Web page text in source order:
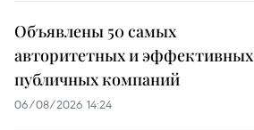
Объявлены 50 самых
авторитетных и эффективных
публичных компаний
06/08/2026 14:24